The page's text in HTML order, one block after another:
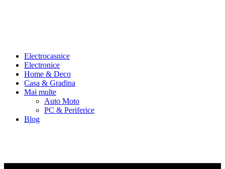
Electrocasnice
Electronice
Home & Deco
Casa & Gradina
Mai multe
Auto Moto
PC & Periferice
Blog